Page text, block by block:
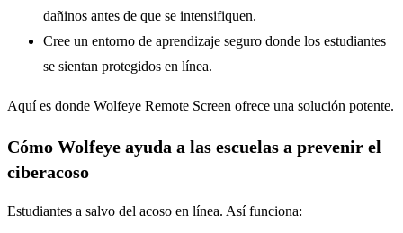
dañinos antes de que se intensifiquen.
Cree un entorno de aprendizaje seguro donde los estudiantes
se sientan protegidos en línea.
Aquí es donde Wolfeye Remote Screen ofrece una solución potente.
Cómo Wolfeye ayuda a las escuelas a prevenir el
ciberacoso
Estudiantes a salvo del acoso en línea. Así funciona: